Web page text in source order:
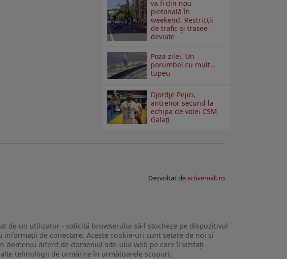
va fi din nou
pietonală în
weekend. Restricţii
de trafic şi trasee
deviate
Poza zilei. Un
porumbel cu mult…
tupeu
Djordje Pejici,
antrenor secund la
echipa de volei CSM
Galați
Dezvoltat deactivemall.ro
de un utilizator - solicită browserului să-l stocheze pe dispozitivul
de conectare. Aceste cookie-uri sunt setate de noi și
domeniu diferit de domeniul site-ului web pe care îl vizitați -
tehnologii de urmărire în următoarele scopuri: